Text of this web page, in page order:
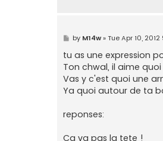
P
s
t
by M14w» Tue Apr 10,
tu as une expression
Ton chwal, il aime quoi
Vas y c'est quoi une
Ya quoi autour de ta
reponses:
Ca va pas la tete !